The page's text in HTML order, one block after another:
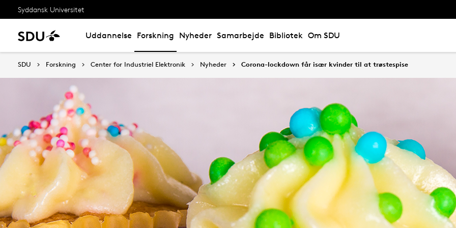
Syddansk Universitet
Uddannelse Forskning Nyheder Samarbejde Bibliotek Om SDU
SDU Forskning Center for Industriel Elektronik Nyheder Corona-lockdown får især kvinder til at trøstespise